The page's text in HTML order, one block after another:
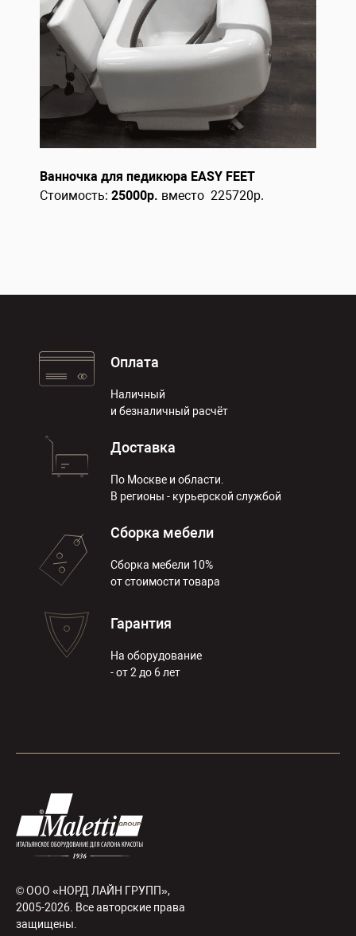
Ванночка для педикюра EASY FEET
Стоимость: 25000р. вместо 225720р.
Оплата
Наличный
и безналичный расчёт
Доставка
По Москве и области.
В регионы - курьерской службой
Сборка мебели
Сборка мебели 10%
от стоимости товара
Гарантия
На оборудование
- от 2 до 6 лет
© ООО «НОРД ЛАЙН ГРУПП»,
2005-2026. Все авторские права
защищены.